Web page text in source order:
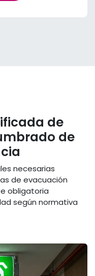
de
de
necesarias
de evacuación
obligatoria
según normativa